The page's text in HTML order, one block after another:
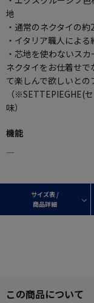
地
・通常のネクタイの
・イタリア職人によ
・芯地を使わないス
ネクタイをお仕着せ
て楽しんで欲しいとの
（※SETTEPIEGHE(
味）
機能
―
サイズ表 /
商品詳細
この商品について